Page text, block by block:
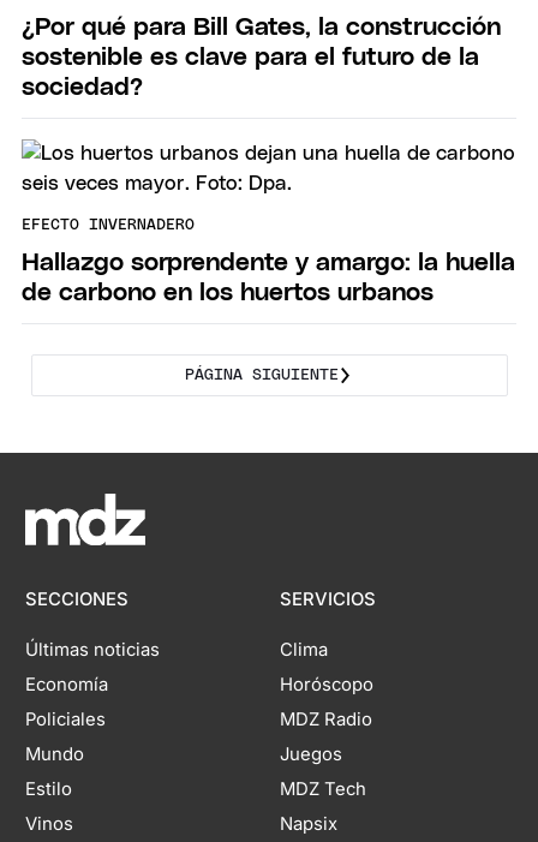
¿Por qué para Bill Gates, la construcción
sostenible es clave para el futuro de la
sociedad?
EFECTO INVERNADERO
Hallazgo sorprendente y amargo: la huella
de carbono en los huertos urbanos
PÁGINA SIGUIENTE
SECCIONES
Últimas noticias
Economía
Policiales
Mundo
Estilo
Vinos
SERVICIOS
Clima
Horóscopo
MDZ Radio
Juegos
MDZ Tech
Napsix